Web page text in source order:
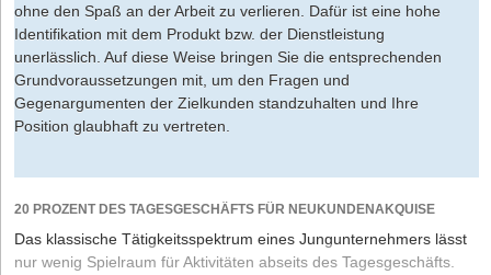
ohne den Spaß an der Arbeit zu verlieren. Dafür ist eine hohe
Identifikation mit dem Produkt bzw. der Dienstleistung
unerlässlich. Auf diese Weise bringen Sie die entsprechenden
Grundvoraussetzungen mit, um den Fragen und
Gegenargumenten der Zielkunden standzuhalten und Ihre
Position glaubhaft zu vertreten.
20 PROZENT DES TAGESGESCHÄFTS FÜR NEUKUNDENAKQUISE
Das klassische Tätigkeitsspektrum eines Jungunternehmers lässt
nur wenig Spielraum für Aktivitäten abseits des Tagesgeschäfts.